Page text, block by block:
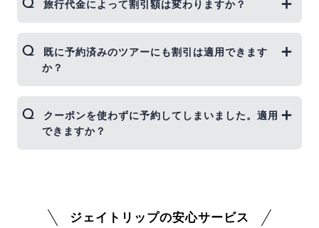
ッケージツアー全商品が対象です。航空券を利用し
ないホテルパックやオプショナルツアー、公式サイ
旅行代金によって割引額は変わりますか？
す。
既に予約済みのツアーにも割引は適用できます
か？
金からの割引適用はできません。新規予約のみが対
象となります。また、クーポンの併用もできません
のでご了承ください。
クーポンを使わずに予約してしまいました。適用
できますか？
ジェイトリップの安心サービス